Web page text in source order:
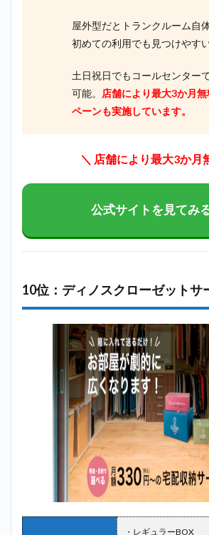
屋外型だとトランクルーム自
初めての利用でも見つけやすい
土日祝日でもコールセンター
可能。
店舗により最大3か月
ペーンも実施しています。
＼ 店舗により最大3か月
公式サイトを見てみ
10位：ディノスクローゼットサ
・レギュラーBOX